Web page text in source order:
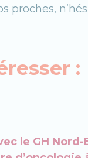
proches,
:
le GH Nord-